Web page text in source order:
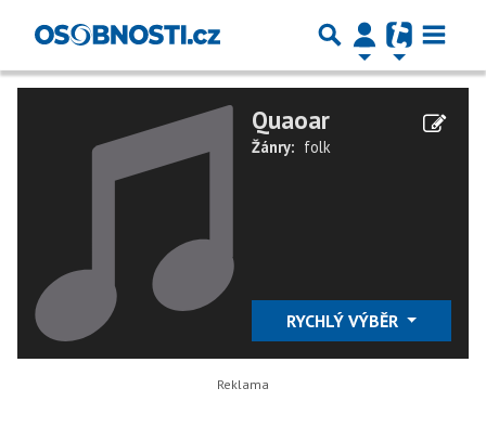
Quaoar
Žánry: folk
RYCHLÝ VÝBĚR